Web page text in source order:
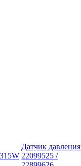
Датчик давления
22099525 /